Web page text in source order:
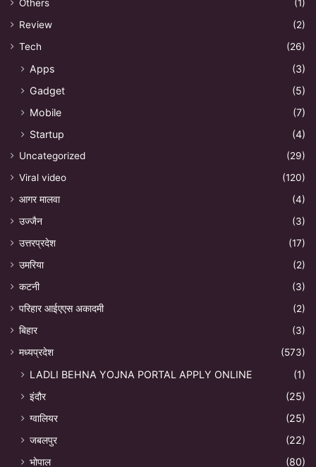
Others
(1)
Review
(2)
Tech
(26)
Apps
(3)
Gadget
(5)
Mobile
(7)
Startup
(4)
Uncategorized
(29)
Viral video
(120)
आगर मालवा
(4)
उज्जैन
(3)
उत्तरप्रदेश
(17)
उमरिया
(2)
कटनी
(3)
परिहार आईएएस अकादमी
(2)
बिहार
(3)
मध्यप्रदेश
(573)
LADLI BEHNA YOJNA PORTAL APPLY ONLINE
(1)
इंदौर
(25)
ग्वालियर
(25)
जबलपुर
(22)
भोपाल
(80)